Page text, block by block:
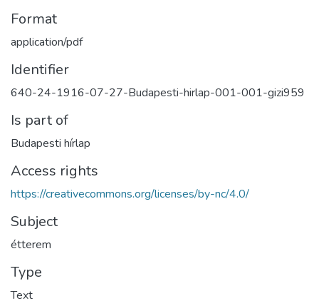
Format
application/pdf
Identifier
640-24-1916-07-27-Budapesti-hirlap-001-001-gizi959
Is part of
Budapesti hírlap
Access rights
https://creativecommons.org/licenses/by-nc/4.0/
Subject
étterem
Type
Text